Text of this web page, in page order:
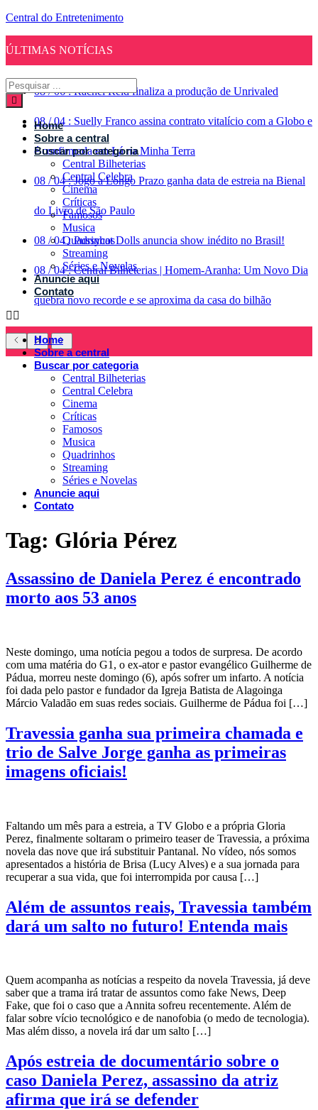
Central do Entretenimento
ÚLTIMAS NOTÍCIAS
08 / 06 : Rachel Reid finaliza a produção de Unrivaled
08 / 04 : Suelly Franco assina contrato vitalício com a Globo e
é confirmada em Lá na Minha Terra
08 / 04 : Jogo a Longo Prazo ganha data de estreia na Bienal
do Livro de São Paulo
08 / 04 : Pussycat Dolls anuncia show inédito no Brasil!
08 / 04 : Central Bilheterias | Homem-Aranha: Um Novo Dia
quebra novo recorde e se aproxima da casa do bilhão
Home
Sobre a central
Buscar por categoria
Central Bilheterias
Central Celebra
Cinema
Críticas
Famosos
Musica
Quadrinhos
Streaming
Séries e Novelas
Anuncie aqui
Contato
Home
Sobre a central
Buscar por categoria
Central Bilheterias
Central Celebra
Cinema
Críticas
Famosos
Musica
Quadrinhos
Streaming
Séries e Novelas
Anuncie aqui
Contato
Tag: Glória Pérez
Assassino de Daniela Perez é encontrado
morto aos 53 anos
Neste domingo, uma notícia pegou a todos de surpresa. De acordo
com uma matéria do G1, o ex-ator e pastor evangélico Guilherme de
Pádua, morreu neste domingo (6), após sofrer um infarto. A notícia
foi dada pelo pastor e fundador da Igreja Batista de Alagoinga
Márcio Valadão em suas redes sociais. Guilherme de Pádua foi […]
Travessia ganha sua primeira chamada e
trio de Salve Jorge ganha as primeiras
imagens oficiais!
Faltando um mês para a estreia, a TV Globo e a própria Gloria
Perez, finalmente soltaram o primeiro teaser de Travessia, a próxima
novela das nove que irá substituir Pantanal. No vídeo, nós somos
apresentados a história de Brisa (Lucy Alves) e a sua jornada para
recuperar a sua vida, que foi interrompida por causa […]
Além de assuntos reais, Travessia também
dará um salto no futuro! Entenda mais
Quem acompanha as notícias a respeito da novela Travessia, já deve
saber que a trama irá tratar de assuntos como fake News, Deep
Fake, que foi o caso que a Annita sofreu recentemente. Além de
falar sobre vício tecnológico e de nanofobia (o medo de tecnologia).
Mas além disso, a novela irá dar um salto […]
Após estreia de documentário sobre o
caso Daniela Perez, assassino da atriz
afirma que irá se defender